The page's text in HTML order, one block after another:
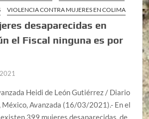
VIOLENCIA CONTRA MUJERES EN COLIMA
desaparecidas en
el Fiscal ninguna es por
Heidi de León Gutiérrez / Diario
México, Avanzada (16/03/2021).- En el
399 mujeres desaparecidas, de